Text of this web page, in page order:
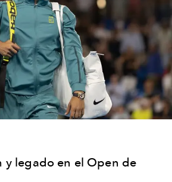
y legado en el Open de